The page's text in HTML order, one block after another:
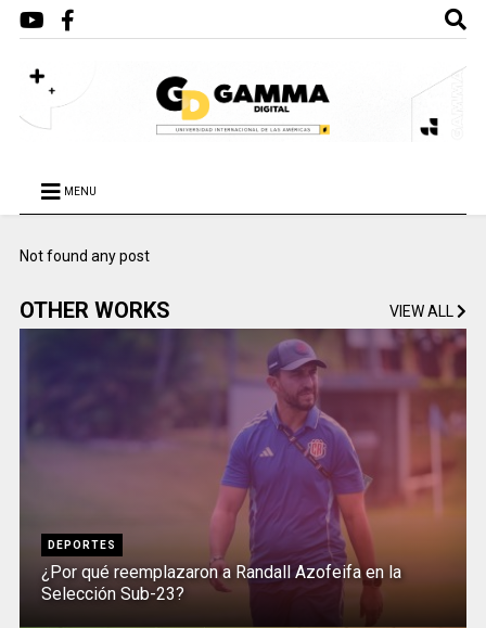
MENU
Not found any post
OTHER WORKS VIEW ALL
DEPORTES
¿Por qué reemplazaron a Randall Azofeifa en la
Selección Sub-23?